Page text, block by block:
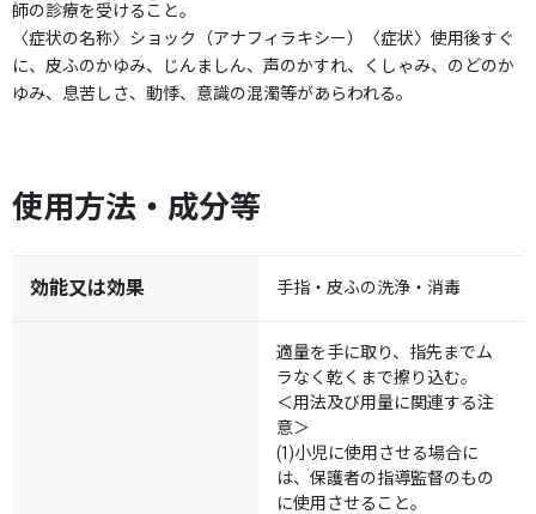
師の診療を受けること。
〈症状の名称〉ショック（アナフィラキシー）〈症状〉使用後すぐ
に、皮ふのかゆみ、じんましん、声のかすれ、くしゃみ、のどのか
ゆみ、息苦しさ、動悸、意識の混濁等があらわれる。
使用方法・成分等
効能又は効果 手指・皮ふの洗浄・消毒
適量を手に取り、指先までム
ラなく乾くまで擦り込む。
＜用法及び用量に関連する注
意＞
(1)小児に使用させる場合に
は、保護者の指導監督のもの
に使用させること。